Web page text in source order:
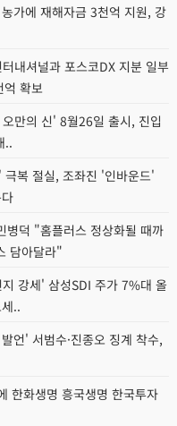
가에 재해자금 3천억 지원, 강
내셔널과 포스코DX 지분 일부
확보
만의 신' 8월26일 출시, 진입
..
복 절실, 조좌진 '인바운드'
병덕 "홈플러스 정상화될 때까
담아달라"
강세' 삼성SDI 주가 7%대 올
..
언' 서범수·진종오 징계 착수,
한화생명 흥국생명 한국투자